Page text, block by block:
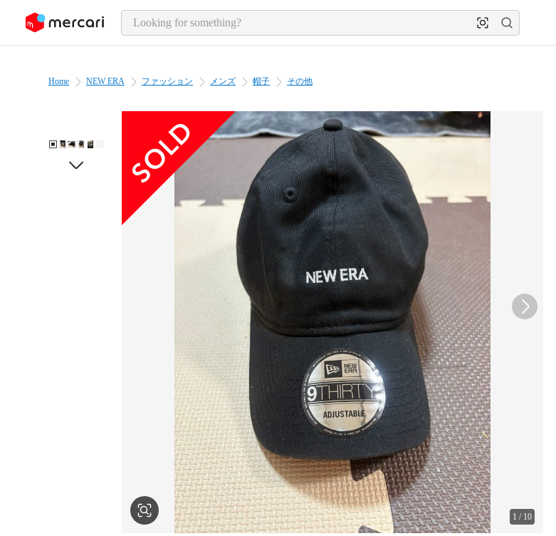
page content
Home NEW ERA ファッション メンズ 帽子 その他
1 / 10